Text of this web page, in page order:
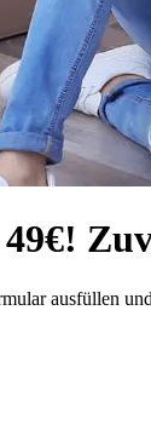
ausfüllen